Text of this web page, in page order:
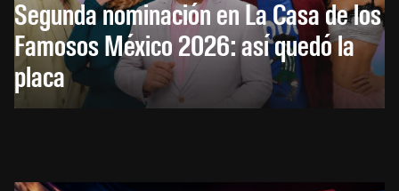
Segunda nominación en La Casa de los
Famosos México 2026: así quedó la
placa